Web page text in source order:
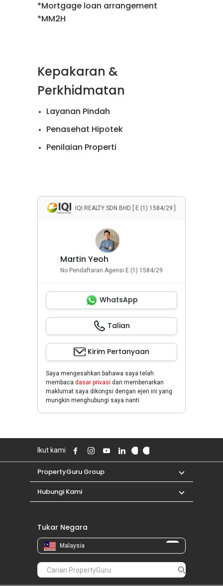
*Mortgage loan arrangement
*MM2H
Kepakaran &
Perkhidmatan
Layanan Pindah
Penasehat Hipotek
Penilaian Properti
Penyewaan Apartemen
Properti Komersial
IQI REALTY SDN BHD [ E (1) 1584/29 ]
Martin Yeoh
No Pendaftaran Agensi E (1) 1584/29
WhatsApp
Talian
Kirim Pertanyaan
Saya mengesahkan bahawa saya telah
membaca dasar privasi dan membenarkan
maklumat saya dikongsi dengan ejen ini yang
mungkin menghubungi saya nanti
Ikut kami
PropertyGuru Group
Hubungi Kami
Tukar Negara
Malaysia